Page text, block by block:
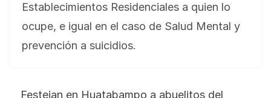
Establecimientos Residenciales a quien lo
ocupe, e igual en el caso de Salud Mental y
prevención a suicidios.
Festejan en Huatabampo a abuelitos del
BLOG